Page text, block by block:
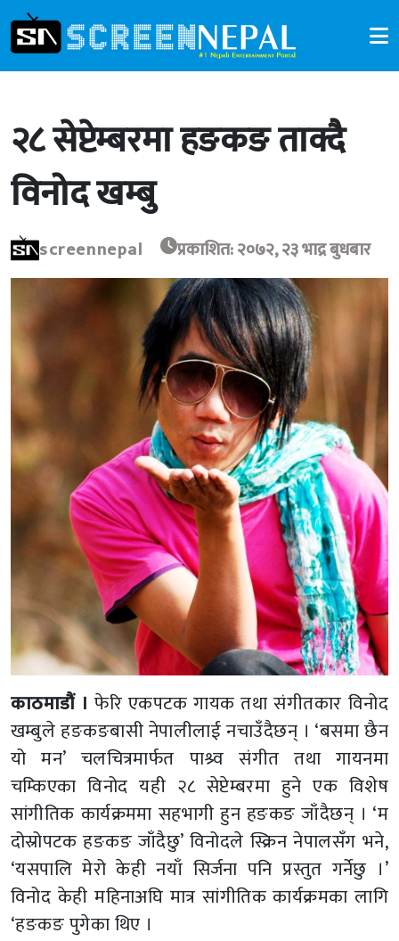
२८ सेप्टेम्बरमा हङकङ ताक्दै
विनोद खम्बु
screennepal प्रकाशित: २०७२, २३ भाद्र बुधबार
काठमाडौं । फेरि एकपटक गायक तथा संगीतकार विनोद
खम्बुले हङकङबासी नेपालीलाई नचाउँदैछन् । ‘बसमा छैन
यो मन’ चलचित्रमार्फत पाश्र्व संगीत तथा गायनमा
चम्किएका विनोद यही २८ सेप्टेम्बरमा हुने एक विशेष
सांगीतिक कार्यक्रममा सहभागी हुन हङकङ जाँदैछन् । ‘म
दोस्रोपटक हङकङ जाँदैछु’ विनोदले स्क्रिन नेपालसँग भने,
‘यसपालि मेरो केही नयाँ सिर्जना पनि प्रस्तुत गर्नेछु ।’
विनोद केही महिनाअघि मात्र सांगीतिक कार्यक्रमका लागि
‘हङकङ पुगेका थिए ।